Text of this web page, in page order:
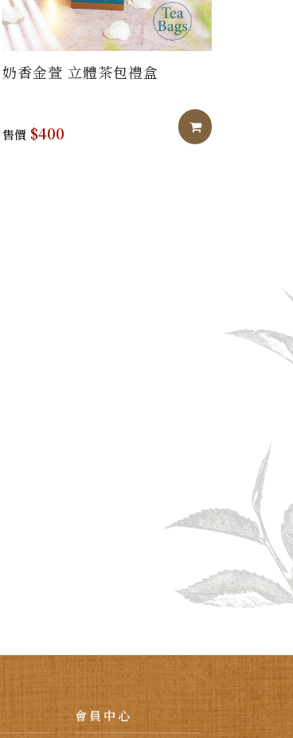
購物車
奶香金萱 立體茶包禮盒
售價 $400 加入購物車
會員中心